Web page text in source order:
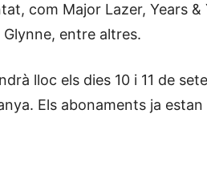
com Major Lazer, Years
Glynne, entre altres.
lloc els dies 10 i 11 de
Els abonaments ja